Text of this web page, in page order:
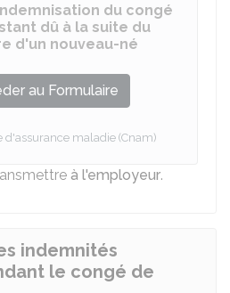
du congé
dû à la suite du
d'un nouveau-né
au Formulaire
d'assurance maladie (Cnam)
à l'employeur.
indemnités
le congé de